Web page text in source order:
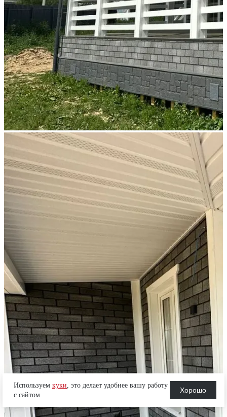
Используем куки, это делает удобнее вашу работу
с сайтом
Хорошо